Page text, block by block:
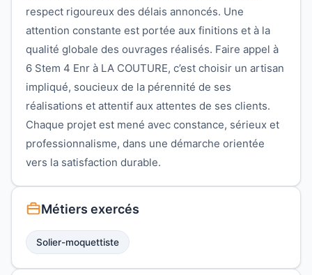
respect rigoureux des délais annoncés. Une
attention constante est portée aux finitions et à la
qualité globale des ouvrages réalisés. Faire appel à
6 Stem 4 Enr à LA COUTURE, c’est choisir un artisan
impliqué, soucieux de la pérennité de ses
réalisations et attentif aux attentes de ses clients.
Chaque projet est mené avec constance, sérieux et
professionnalisme, dans une démarche orientée
vers la satisfaction durable.
Métiers exercés
Solier-moquettiste